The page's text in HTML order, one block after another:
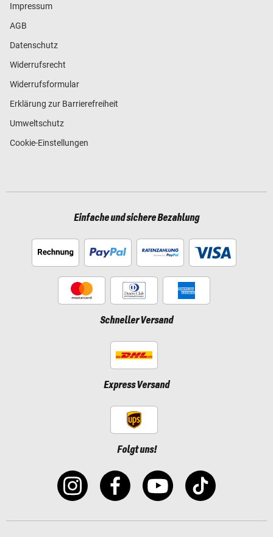
Impressum
AGB
Datenschutz
Widerrufsrecht
Widerrufsformular
Erklärung zur Barrierefreiheit
Umweltschutz
Cookie-Einstellungen
Einfache und sichere Bezahlung
Schneller Versand
Express Versand
Folgt uns!